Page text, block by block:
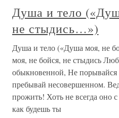
Душа и тело
не стыдись…»)
Душа и тело («Душа моя, не
моя, не бойся, не стыдись
обыкновенной, Не
пребывай несовершенном.
прожить! Хоть не всегда оно
как будешь ты